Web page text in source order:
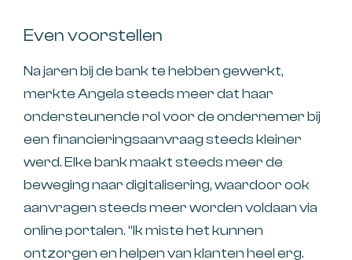
Even voorstellen
Na jaren bij de bank te hebben gewerkt,
merkte Angela steeds meer dat haar
ondersteunende rol voor de ondernemer bij
een financieringsaanvraag steeds kleiner
werd. Elke bank maakt steeds meer de
beweging naar digitalisering, waardoor ook
aanvragen steeds meer worden voldaan via
online portalen. “Ik miste het kunnen
ontzorgen en helpen van klanten heel erg.